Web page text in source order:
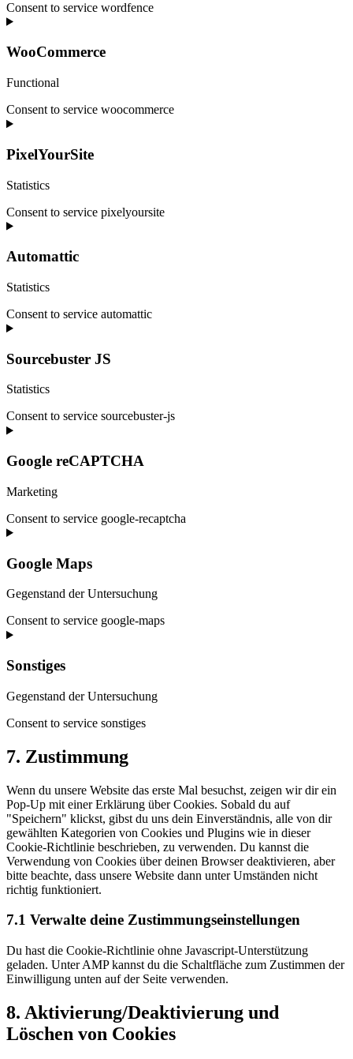
Consent to service wordfence
WooCommerce
Functional
Consent to service woocommerce
PixelYourSite
Statistics
Consent to service pixelyoursite
Automattic
Statistics
Consent to service automattic
Sourcebuster JS
Statistics
Consent to service sourcebuster-js
Google reCAPTCHA
Marketing
Consent to service google-recaptcha
Google Maps
Gegenstand der Untersuchung
Consent to service google-maps
Sonstiges
Gegenstand der Untersuchung
Consent to service sonstiges
7. Zustimmung
Wenn du unsere Website das erste Mal besuchst, zeigen wir dir ein
Pop-Up mit einer Erklärung über Cookies. Sobald du auf
"Speichern" klickst, gibst du uns dein Einverständnis, alle von dir
gewählten Kategorien von Cookies und Plugins wie in dieser
Cookie-Richtlinie beschrieben, zu verwenden. Du kannst die
Verwendung von Cookies über deinen Browser deaktivieren, aber
bitte beachte, dass unsere Website dann unter Umständen nicht
richtig funktioniert.
7.1 Verwalte deine Zustimmungseinstellungen
Du hast die Cookie-Richtlinie ohne Javascript-Unterstützung
geladen. Unter AMP kannst du die Schaltfläche zum Zustimmen der
Einwilligung unten auf der Seite verwenden.
8. Aktivierung/Deaktivierung und
Löschen von Cookies